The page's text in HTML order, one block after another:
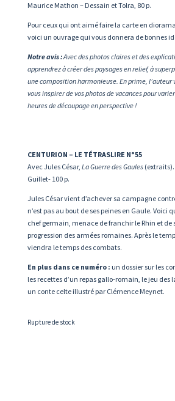
Maurice Mathon – Dessain et Tolra, 80 p.
Pour ceux qui ont aimé faire la carte en
voici un ouvrage qui vous donnera de bonnes
Notre avis :Avec des photos claires et des
apprendrez à créer des paysages en relief, à
une composition harmonieuse. En prime, l’auteur
vous inspirer de vos photos de vacances pour
heures de découpage en perspective !
CENTURION – LE TÉTRASLIRE N°55
Avec Jules César, La Guerre des Gaules(extraits).
Guillet- 100 p.
Jules César vient d’achever sa campagne
n’est pas au bout de ses peines en Gaule. Voici
chef germain, menace de franchir le Rhin et de
progression des armées romaines. Après le
viendra le temps des combats.
En plus dans ce numéro : un dossier sur les
les recettes d’un repas gallo-romain, le jeu des
un conte celte illustré par Clémence Meynet.
Rupture de stock